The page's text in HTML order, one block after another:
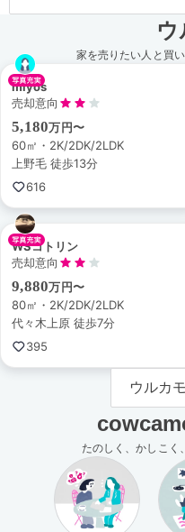
ウ
家を売りたい人と買
miyos
売却意向
5,180万円〜
60㎡・2K/2DK/2LDK
上野毛 徒歩13分
616
WSコトリン
売却意向
9,880万円〜
80㎡・2K/2DK/2LDK
代々木上原 徒歩7分
395
ウルカ
たのしく、かしこく